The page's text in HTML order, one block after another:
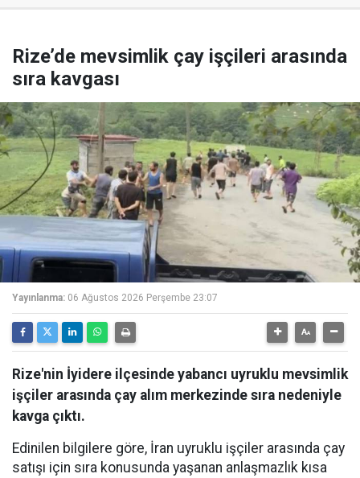
Rize’de mevsimlik çay işçileri arasında
sıra kavgası
Yayınlanma: 06 Ağustos 2026 Perşembe 23:07
Rize'nin İyidere ilçesinde yabancı uyruklu mevsimlik
işçiler arasında çay alım merkezinde sıra nedeniyle
kavga çıktı.
Edinilen bilgilere göre, İran uyruklu işçiler arasında çay
satışı için sıra konusunda yaşanan anlaşmazlık kısa